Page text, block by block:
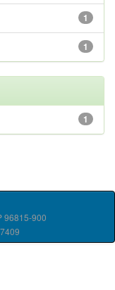
1
1
1
96815-900